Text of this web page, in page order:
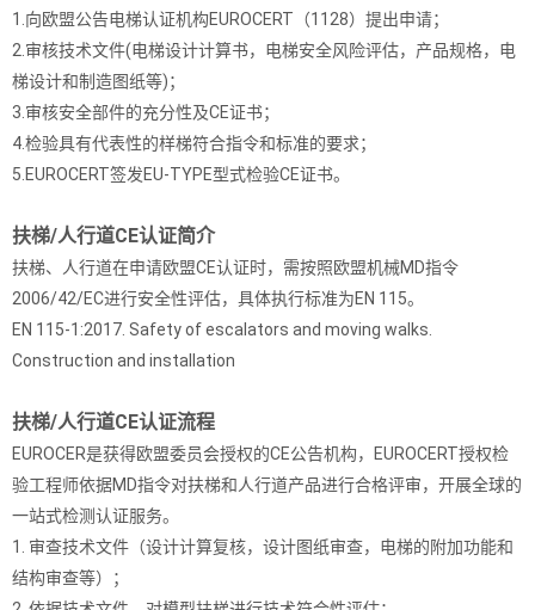
1.向欧盟公告电梯认证机构EUROCERT（1128）提出申请；
2.审核技术文件(电梯设计计算书，电梯安全风险评估，产品规格，电
梯设计和制造图纸等)；
3.审核安全部件的充分性及CE证书；
4.检验具有代表性的样梯符合指令和标准的要求；
5.EUROCERT签发EU-TYPE型式检验CE证书。
扶梯/人行道CE认证简介
扶梯、人行道在申请欧盟CE认证时，需按照欧盟机械MD指令
2006/42/EC进行安全性评估，具体执行标准为EN 115。
EN 115-1:2017. Safety of escalators and moving walks.
Construction and installation
扶梯/人行道CE认证流程
EUROCER是获得欧盟委员会授权的CE公告机构，EUROCERT授权检
验工程师依据MD指令对扶梯和人行道产品进行合格评审，开展全球的
一站式检测认证服务。
1. 审查技术文件（设计计算复核，设计图纸审查，电梯的附加功能和
结构审查等）；